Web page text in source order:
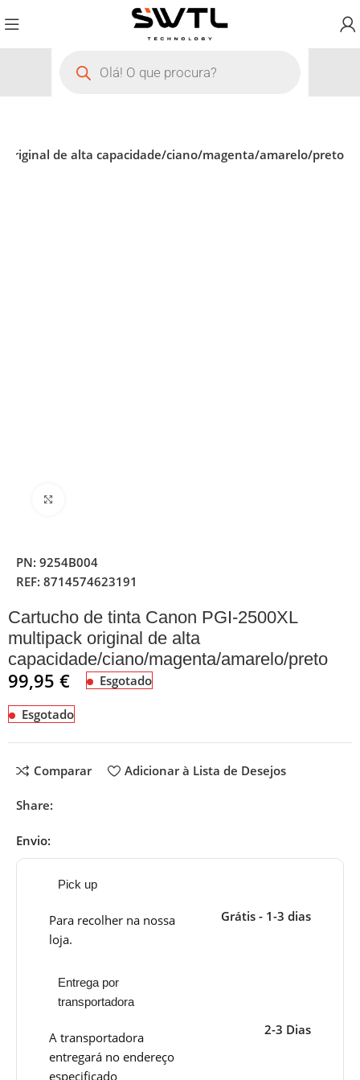
original de alta capacidade/ciano/magenta/amarelo/preto
PN:9254B004
REF:8714574623191
Cartucho de tinta Canon PGI-2500XL
multipack original de alta
capacidade/ciano/magenta/amarelo/preto
99,95€ Esgotado
Esgotado
Comparar Adicionar à Lista de Desejos
Share:
Envio:
Pick up
Para recolher na nossa
loja.
Grátis - 1-3 dias
Entrega por
transportadora
A transportadora
entregará no endereço
especificado
2-3 Dias